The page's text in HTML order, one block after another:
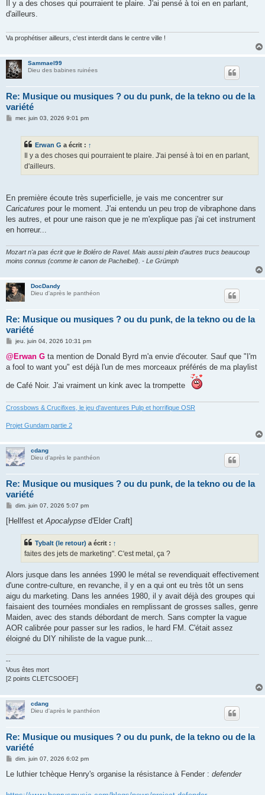
s
s
a
Il y a des choses qui pourraient te plaire. J'ai pensé à toi en en parlant,
d'ailleurs.
Va prophétiser ailleurs, c'est interdit dans le centre ville !
Sammael99
Dieu des babines ruinées
Re: Musique ou musiques ? ou du punk, de la tekno ou de la
variété
Mmer. juin 03, 2026 9:01 pm
Erwan G a écrit : ↑
Il y a des choses qui pourraient te plaire. J'ai pensé à toi en en parlant,
d'ailleurs.
En première écoute très superficielle, je vais me concentrer sur
Caricatures pour le moment. J'ai entendu un peu trop de vibraphone dans
les autres, et pour une raison que je ne m'explique pas j'ai cet instrument
en horreur...
Mozart n'a pas écrit que le Boléro de Ravel. Mais aussi plein d'autres trucs beaucoup
moins connus (comme le canon de Pachelbel). - Le Grümph
DocDandy
Dieu d'après le panthéon
Re: Musique ou musiques ? ou du punk, de la tekno ou de la
variété
M
s
a
e
jeu. juin 04, 2026 10:31 pm
@Erwan G ta mention de Donald Byrd m'a envie d'écouter. Sauf que "I'm
a fool to want you" est déjà l'un de mes morceaux préférés de ma playlist
de Café Noir. J'ai vraiment un kink avec la trompette
Crossbows & Crucifixes, le jeu d'aventures Pulp et horrifique OSR
Projet Gundam partie 2
cdang
Dieu d'après le panthéon
Re: Musique ou musiques ? ou du punk, de la tekno ou de la
variété
M
s
dim. juin 07, 2026 5:07 pm
[Hellfest etApocalypse d'Elder Craft]
Tybalt (le retour) a écrit : ↑
faites des jets de marketing". C'est metal, ça ?
Alors jusque dans les années 1990 le métal se revendiquait effectivement
d'une contre-culture, en revanche, il y en a qui ont eu très tôt un sens
aigu du marketing. Dans les années 1980, il y avait déjà des groupes qui
faisaient des tournées mondiales en remplissant de grosses salles, genre
Maiden, avec des stands débordant de merch. Sans compter la vague
AOR calibrée pour passer sur les radios, le hard FM. C'était assez
éloigné du DIY nihiliste de la vague punk...
--
Vous êtes mort
[2 points CLETCSOOEF]
cdang
Dieu d'après le panthéon
Re: Musique ou musiques ? ou du punk, de la tekno ou de la
variété
M
s
g
dim. juin 07, 2026 6:02 pm
Le luthier tchèque Henry's organise la résistance à Fender : defender